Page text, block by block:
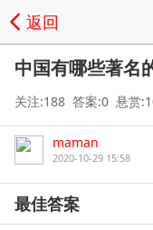
返回
中国有哪些著名
关注:188 答案:0 悬赏
maman
2020-10-29 15:58
最佳答案